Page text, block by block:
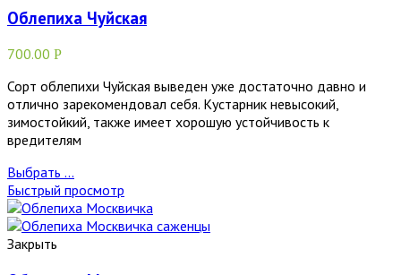
Облепиха Чуйская
700.00 Р
Сорт облепихи Чуйская выведен уже достаточно давно и
отлично зарекомендовал себя. Кустарник невысокий,
зимостойкий, также имеет хорошую устойчивость к
вредителям
Выбрать ...
Быстрый просмотр
Закрыть